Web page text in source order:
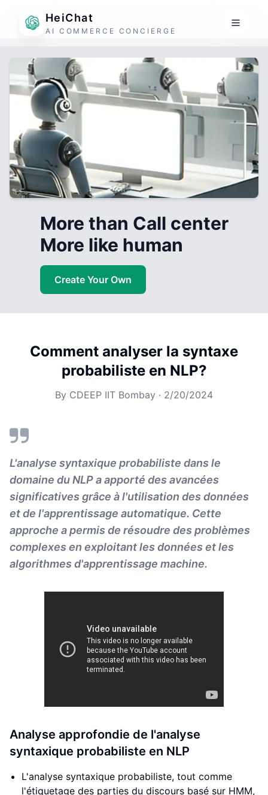
HeiChat
AI COMMERCE CONCIERGE
More than Call center
More like human
Create Your Own
Comment analyser la syntaxe
probabiliste en NLP?
By CDEEP IIT Bombay · 2/20/2024
L'analyse syntaxique probabiliste dans le
domaine du NLP a apporté des avancées
significatives grâce à l'utilisation des données
et de l'apprentissage automatique. Cette
approche a permis de résoudre des problèmes
complexes en exploitant les données et les
algorithmes d'apprentissage machine.
Analyse approfondie de l'analyse
syntaxique probabiliste en NLP
L'analyse syntaxique probabiliste, tout comme
l'étiquetage des parties du discours basé sur HMM,